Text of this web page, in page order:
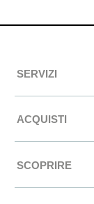
SERVIZI
ACQUISTI
SCOPRIRE